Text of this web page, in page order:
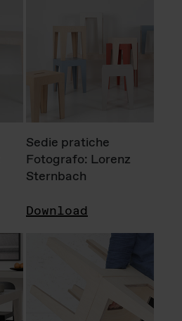
Sedie pratiche
Fotografo: Lorenz
Sternbach
Download